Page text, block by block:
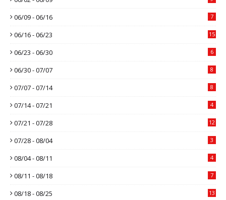
06/09 - 06/16 7
06/16 - 06/23 15
06/23 - 06/30 6
06/30 - 07/07 8
07/07 - 07/14 8
07/14 - 07/21 4
07/21 - 07/28 12
07/28 - 08/04 3
08/04 - 08/11 4
08/11 - 08/18 7
08/18 - 08/25 13